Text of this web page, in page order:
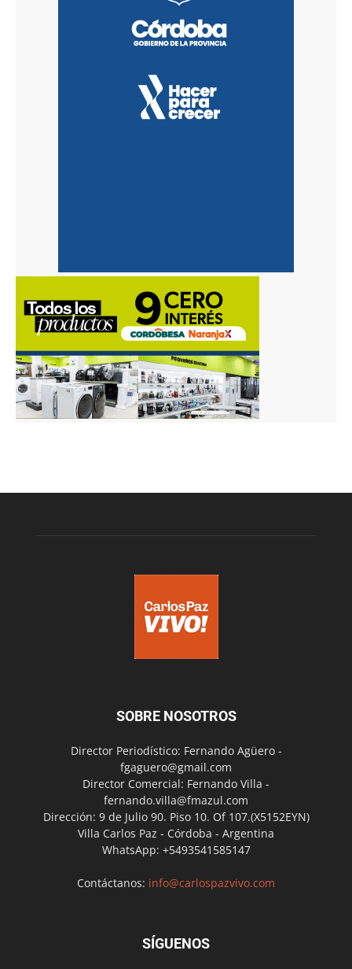
SOBRE NOSOTROS
Director Periodístico: Fernando Agüero -
fgaguero@gmail.com
Director Comercial: Fernando Villa -
fernando.villa@fmazul.com
Dirección: 9 de Julio 90. Piso 10. Of 107.(X5152EYN)
Villa Carlos Paz - Córdoba - Argentina
WhatsApp: +5493541585147
Contáctanos: info@carlospazvivo.com
SÍGUENOS